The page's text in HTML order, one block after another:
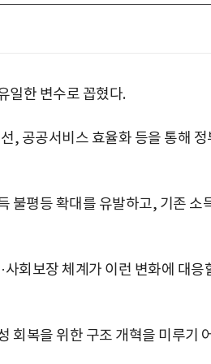
일한 변수로 꼽혔다.
, 공공서비스 효율화 등을 통해
불평등 확대를 유발하고, 기존 소
회보장 체계가 이런 변화에 대
회복을 위한 구조 개혁을 미루기